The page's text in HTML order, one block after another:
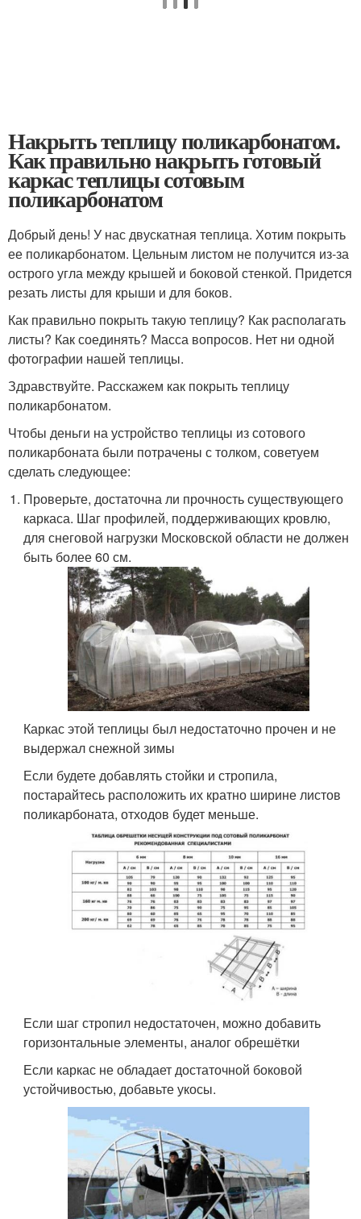
Накрыть теплицу поликарбонатом.
Как правильно накрыть готовый
каркас теплицы сотовым
поликарбонатом
Добрый день! У нас двускатная теплица. Хотим покрыть
ее поликарбонатом. Цельным листом не получится из-за
острого угла между крышей и боковой стенкой. Придется
резать листы для крыши и для боков.
Как правильно покрыть такую теплицу? Как располагать
листы? Как соединять? Масса вопросов. Нет ни одной
фотографии нашей теплицы.
Здравствуйте. Расскажем как покрыть теплицу
поликарбонатом.
Чтобы деньги на устройство теплицы из сотового
поликарбоната были потрачены с толком, советуем
сделать следующее:
Проверьте, достаточна ли прочность существующего
каркаса. Шаг профилей, поддерживающих кровлю,
для снеговой нагрузки Московской области не должен
быть более 60 см.
Каркас этой теплицы был недостаточно прочен и не
выдержал снежной зимы
Если будете добавлять стойки и стропила,
постарайтесь расположить их кратно ширине листов
поликарбоната, отходов будет меньше.
Если шаг стропил недостаточен, можно добавить
горизонтальные элементы, аналог обрешётки
Если каркас не обладает достаточной боковой
устойчивостью, добавьте укосы.